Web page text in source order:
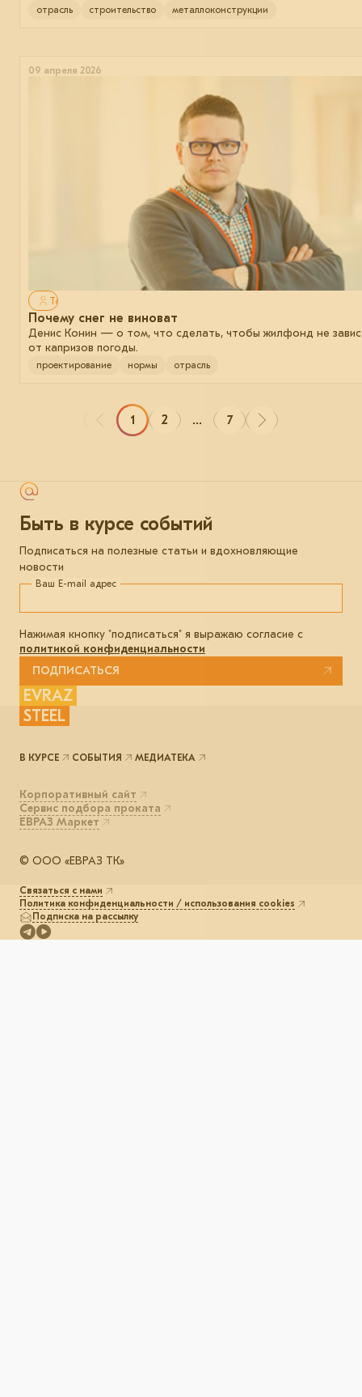
отрасль строительство металлоконструкции
09 апреля 2026
Только для авторизованных
Почему снег не виноват
Денис Конин — о том, что сделать, чтобы жилфонд не
от капризов погоды.
проектирование нормы отрасль
1 2 ... 7
Быть в курсе событий
Подписаться на полезные статьи и вдохновляющие
новости
Ваш E-mail адрес
Нажимая кнопку "подписаться" я выражаю согласие с
политикой конфиденциальности
ПОДПИСАТЬСЯ
EVRAZ
STEEL
© ООО «ЕВРАЗ ТК»
Корпоративный сайт
Сервис подбора проката
ЕВРАЗ Маркет
В КУРСЕ СОБЫТИЯ МЕДИАТЕКА
Связаться с нами
Политика конфиденциальности / использования cookies
Подписка на рассылку